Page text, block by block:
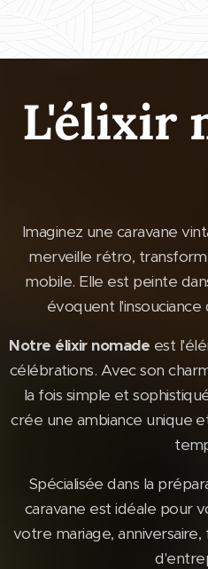
L'élixir
Imaginez une caravane
merveille rétro,
mobile. Elle est peinte
évoquent l'insouciance
Notre élixir nomade est
célébrations. Avec son
la fois simple et
crée une ambiance unique
Spécialisée dans la
caravane est idéale pour
votre mariage,